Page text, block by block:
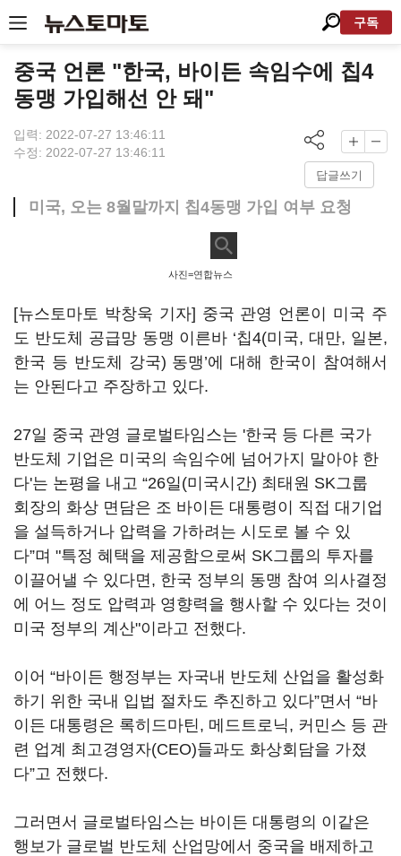
구독
중국 언론 "한국, 바이든 속임수에 칩4
동맹 가입해선 안 돼"
입력: 2022-07-27 13:46:11
수정: 2022-07-27 13:46:11
답글쓰기
미국, 오는 8월말까지 칩4동맹 가입 여부 요청
사진=연합뉴스
[뉴스토마토 박창욱 기자] 중국 관영 언론이 미국 주
도 반도체 공급망 동맹 이른바 ‘칩4(미국, 대만, 일본,
한국 등 반도체 강국) 동맹’에 대해 한국이 참여해서
는 안된다고 주장하고 있다.
27일 중국 관영 글로벌타임스는 '한국 등 다른 국가
반도체 기업은 미국의 속임수에 넘어가지 말아야 한
다'는 논평을 내고 “26일(미국시간) 최태원 SK그룹
회장의 화상 면담은 조 바이든 대통령이 직접 대기업
을 설득하거나 압력을 가하려는 시도로 볼 수 있
다”며 "특정 혜택을 제공함으로써 SK그룹의 투자를
이끌어낼 수 있다면, 한국 정부의 동맹 참여 의사결정
에 어느 정도 압력과 영향력을 행사할 수 있다는 것이
미국 정부의 계산"이라고 전했다.
이어 “바이든 행정부는 자국내 반도체 산업을 활성화
하기 위한 국내 입법 절차도 추진하고 있다”면서 “바
이든 대통령은 록히드마틴, 메드트로닉, 커민스 등 관
련 업계 최고경영자(CEO)들과도 화상회담을 가졌
다”고 전했다.
그러면서 글로벌타임스는 바이든 대통령의 이같은
행보가 글로벌 반도체 산업망에서 중국을 배제하고